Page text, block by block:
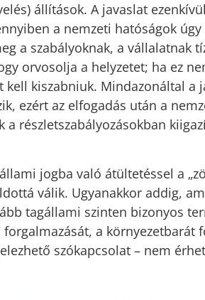
állítások. A javaslat
a nemzeti hatóságok
a szabályoknak, a vállalatnak
orvosolja a helyzetet; ha ez
kell kiszabniuk. Mindazonáltal a
ezért az elfogadás után a
részletszabályozásokban
jogba való átültetéssel a
válik. Ugyanakkor addig,
tagállami szinten bizonyos
a környezetbarát
szókapcsolat – nem